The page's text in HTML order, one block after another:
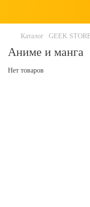
Каталог GEEK
Аниме и манга
Нет товаров